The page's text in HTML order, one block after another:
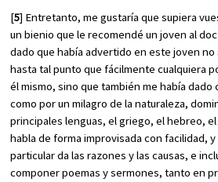
[5] Entretanto, me gustaría que supiera
un bienio que le recomendé un joven al
dado que había advertido en este joven
hasta tal punto que fácilmente cualquiera
él mismo, sino que también me había dado
como por un milagro de la naturaleza,
principales lenguas, el griego, el hebreo,
habla de forma improvisada con facilidad,
particular da las razones y las causas, e
componer poemas y sermones, tanto en